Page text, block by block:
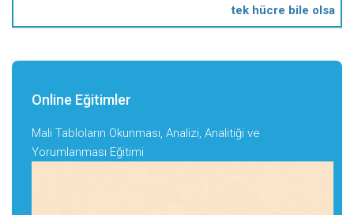
tek hücre bile olsa
Online Eğitimler
Mali Tabloların Okunması, Analizi, Analitiği ve
Yorumlanması Eğitimi